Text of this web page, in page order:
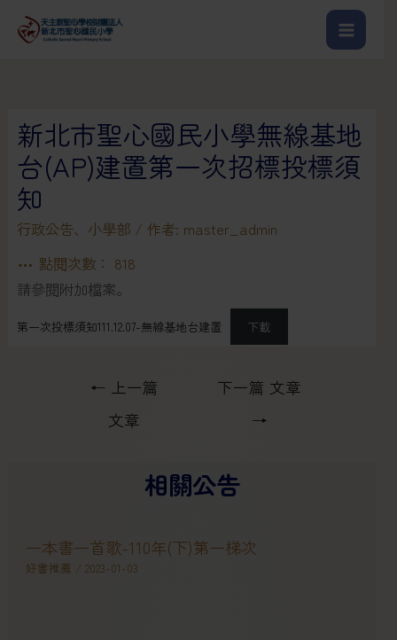
新北市聖心國民小學無線基地
台(AP)建置第一次招標投標須
知
行政公告、 小學部/ 作者: master_admin
點閱次數： 818
請參閱附加檔案。
第一次投標須知111.12.07-無線基地台建置 下載
← 上一篇
文章
下一篇 文章
→
相關公告
一本書一首歌-110年(下)第一梯次
好書推薦 / 2023-01-03